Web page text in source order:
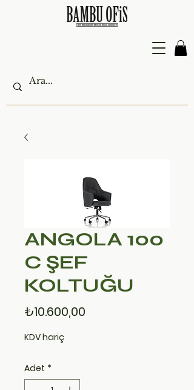
ANGOLA 100
C ŞEF
KOLTUĞU
₺10.600,00
KDV hariç
Adet *